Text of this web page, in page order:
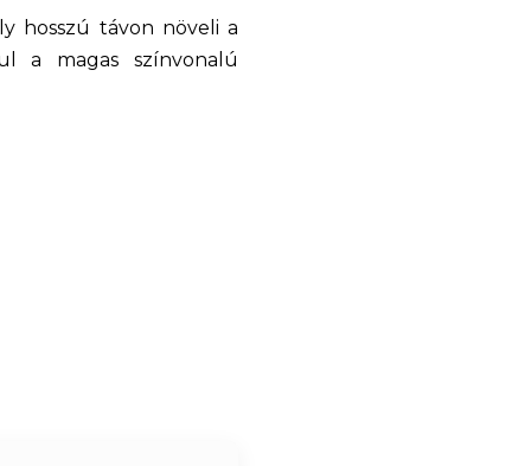
hosszú távon növeli a
a magas színvonalú